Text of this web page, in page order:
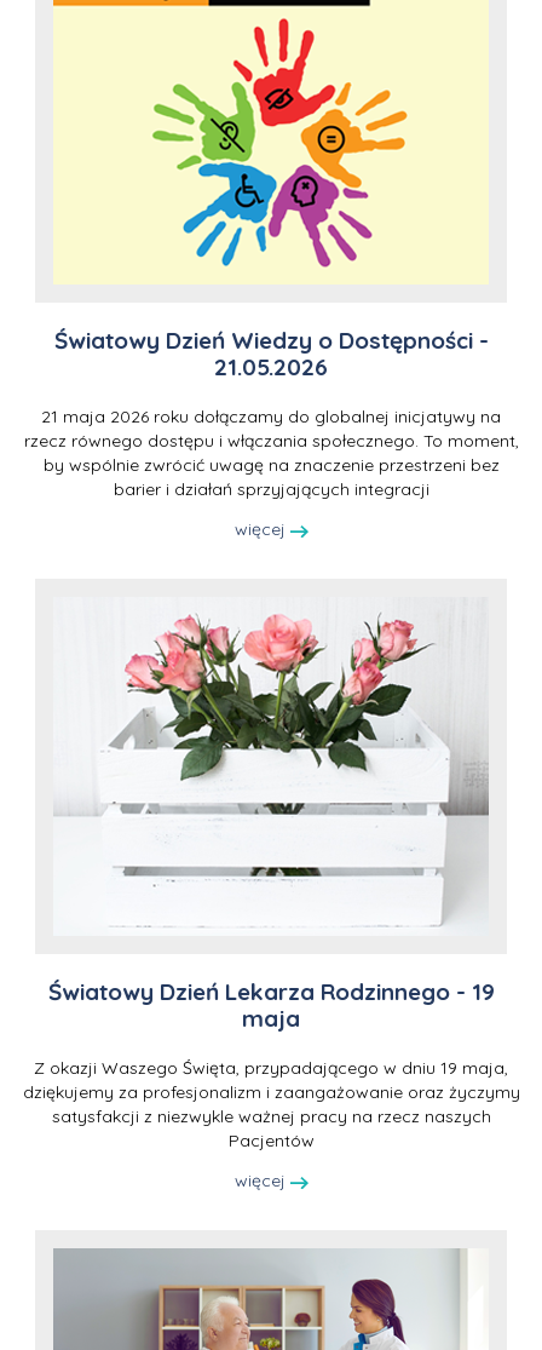
Światowy Dzień Wiedzy o Dostępności -
21.05.2026
21 maja 2026 roku dołączamy do globalnej inicjatywy na
rzecz równego dostępu i włączania społecznego. To moment,
by wspólnie zwrócić uwagę na znaczenie przestrzeni bez
barier i działań sprzyjających integracji
więcej
Światowy Dzień Lekarza Rodzinnego - 19
maja
Z okazji Waszego Święta, przypadającego w dniu 19 maja,
dziękujemy za profesjonalizm i zaangażowanie oraz życzymy
satysfakcji z niezwykle ważnej pracy na rzecz naszych
Pacjentów
więcej